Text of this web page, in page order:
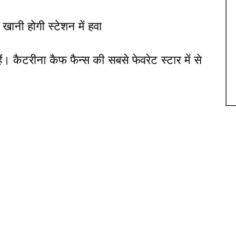
कैटरीना कैफ फैन्स की सबसे फेवरेट स्टार में से